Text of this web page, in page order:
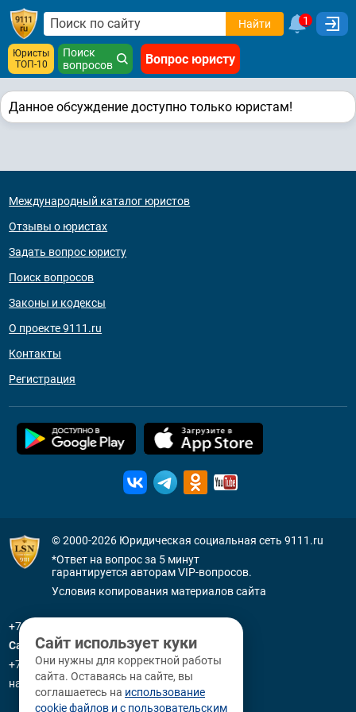
Найти 1
Юристы
ТОП-10
Поиск
вопросов
Вопрос юристу
Данное обсуждение доступно только юристам!
Международный каталог юристов
Отзывы о юристах
Задать вопрос юристу
Поиск вопросов
Законы и кодексы
О проекте 9111.ru
Контакты
Регистрация
© 2000-2026 Юридическая социальная сеть 9111.ru
*Ответ на вопрос за 5 минут
гарантируется авторам VIP-вопросов.
Условия копирования материалов сайта
+7 (800) 505-91-11
Санкт-Петербург
+7 (812) 336-92-64
наб. р. Фонтанки, д. 59
Сайт использует куки
Они нужны для корректной работы
сайта. Оставаясь на сайте, вы
соглашаетесь на использование
cookie файлов и с пользовательским